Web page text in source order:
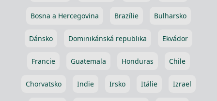
Bosna a Hercegovina Brazílie Bulharsko
Dánsko Dominikánská republika Ekvádor
Francie Guatemala Honduras Chile
Chorvatsko Indie Irsko Itálie Izrael